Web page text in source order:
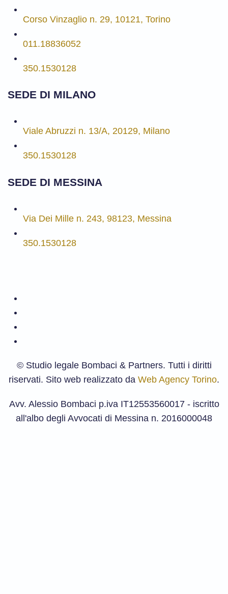
Corso Vinzaglio n. 29, 10121, Torino
011.18836052
350.1530128
SEDE DI MILANO
Viale Abruzzi n. 13/A, 20129, Milano
350.1530128
SEDE DI MESSINA
Via Dei Mille n. 243, 98123, Messina
350.1530128
© Studio legale Bombaci & Partners. Tutti i diritti
riservati. Sito web realizzato da Web Agency Torino.
Avv. Alessio Bombaci p.iva IT12553560017 - iscritto
all'albo degli Avvocati di Messina n. 2016000048